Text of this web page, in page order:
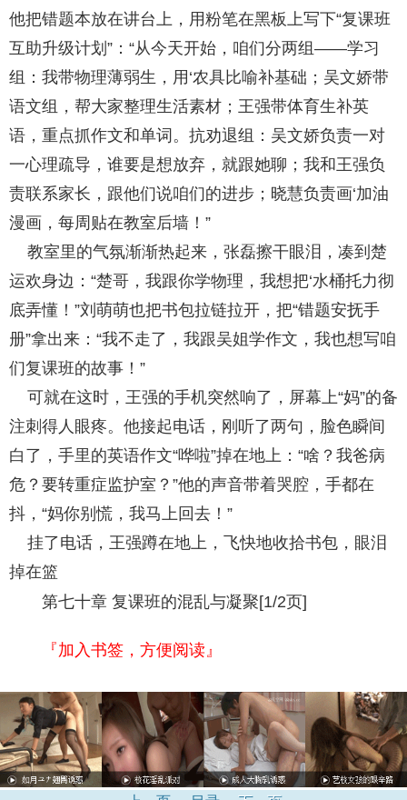
他把错题本放在讲台上，用粉笔在黑板上写下“复课班
互助升级计划”：“从今天开始，咱们分两组——学习
组：我带物理薄弱生，用‘农具比喻补基础；吴文娇带
语文组，帮大家整理生活素材；王强带体育生补英
语，重点抓作文和单词。抗劝退组：吴文娇负责一对
一心理疏导，谁要是想放弃，就跟她聊；我和王强负
责联系家长，跟他们说咱们的进步；晓慧负责画‘加油
漫画，每周贴在教室后墙！”
教室里的气氛渐渐热起来，张磊擦干眼泪，凑到楚
运欢身边：“楚哥，我跟你学物理，我想把‘水桶托力彻
底弄懂！”刘萌萌也把书包拉链拉开，把“错题安抚手
册”拿出来：“我不走了，我跟吴姐学作文，我也想写咱
们复课班的故事！”
可就在这时，王强的手机突然响了，屏幕上“妈”的备
注刺得人眼疼。他接起电话，刚听了两句，脸色瞬间
白了，手里的英语作文“哗啦”掉在地上：“啥？我爸病
危？要转重症监护室？”他的声音带着哭腔，手都在
抖，“妈你别慌，我马上回去！”
挂了电话，王强蹲在地上，飞快地收拾书包，眼泪
掉在篮
第七十章 复课班的混乱与凝聚[1/2页]
『加入书签，方便阅读』